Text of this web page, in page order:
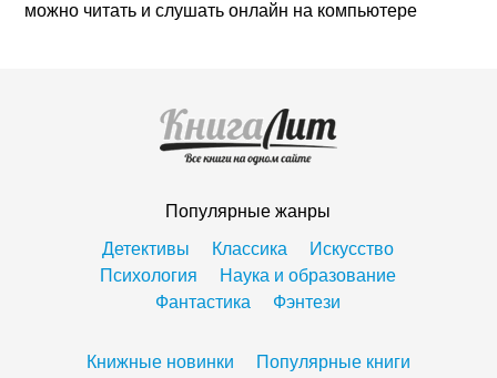
можно читать и слушать онлайн на компьютере
Популярные жанры
Детективы
Классика
Искусство
Психология
Наука и образование
Фантастика
Фэнтези
Книжные новинки
Популярные книги